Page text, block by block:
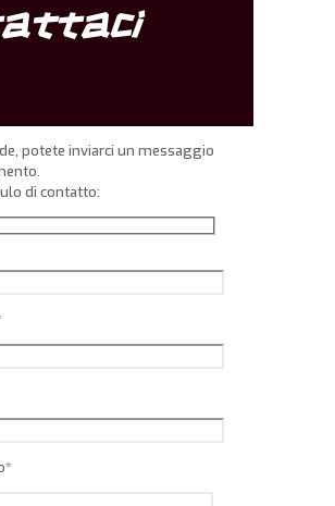
potete inviarci un messaggio
di contatto: